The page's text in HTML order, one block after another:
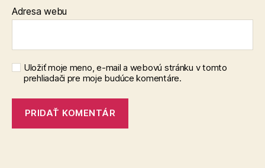
Adresa webu
Uložiť moje meno, e-mail a webovú stránku v tomto
prehliadači pre moje budúce komentáre.